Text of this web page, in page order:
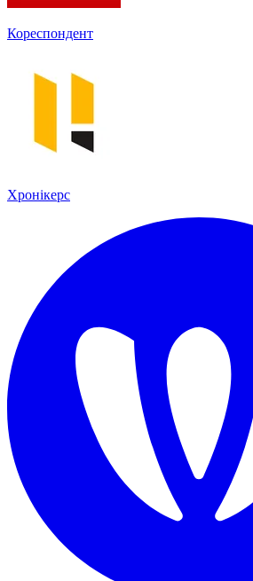
Кореспондент
Хронікерс